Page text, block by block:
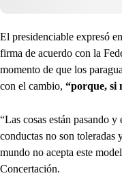
El presidenciable expresó
firma de acuerdo con la
momento de que los
con el cambio, “porque, si
“Las cosas están pasando
conductas no son toleradas
mundo no acepta este
Concertación.